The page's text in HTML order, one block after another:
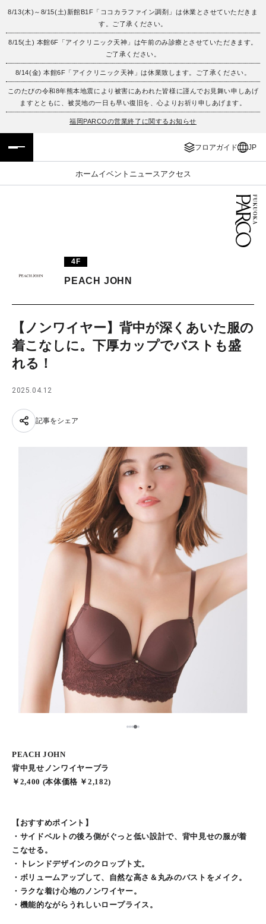
8/13(木)～8/15(土)新館B1F「ココカラファイン調剤」は休業とさせていただきま
す。ご了承ください。
8/15(土) 本館6F「アイクリニック天神」は午前のみ診療とさせていただきます。
ご了承ください。
8/14(金) 本館6F「アイクリニック天神」は休業致します。ご了承ください。
このたびの令和8年熊本地震により被害にあわれた皆様に謹んでお見舞い申しあげ
ますとともに、被災地の一日も早い復旧を、心よりお祈り申しあげます。
福岡PARCOの営業終了に関するお知らせ
フロアガイド JP
ホームイベント ニュース アクセス
フロアガイド
施設案内・アクセス
イベント・ポップアップ
レストラン・カフェ
ENGLISH
繁体字
簡体字
ภาษาไทย
4F
PEACH JOHN
【ノンワイヤー】背中が深くあいた服の
着こなしに。下厚カップでバストも盛
れる！
2025.04.12
記事をシェア
1234
PEACH JOHN
背中見せノンワイヤーブラ
￥2,400 (本体価格 ￥2,182)
【おすすめポイント】
・サイドベルトの後ろ側がぐっと低い設計で、背中見せの服が着
こなせる。
・トレンドデザインのクロップト丈。
・ボリュームアップして、自然な高さ＆丸みのバストをメイク。
・ラクな着け心地のノンワイヤー。
・機能的ながらうれしいロープライス。